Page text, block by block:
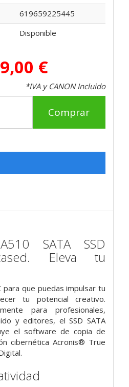
619659225445
Disponible
€
*IVA y CANON Incluido
Comprar
SATA SSD
Eleva tu
para que puedas impulsar tu
tu potencial creativo.
para profesionales,
y editores, el SSD SATA
el software de copia de
cibernética Acronis® True